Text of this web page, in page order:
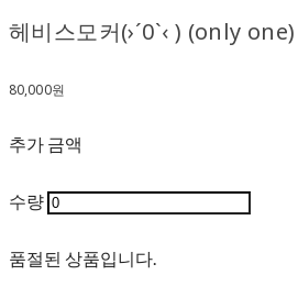
헤비스모커(›´0`‹ ) (only one)
80,000원
추가 금액
수량
품절된 상품입니다.